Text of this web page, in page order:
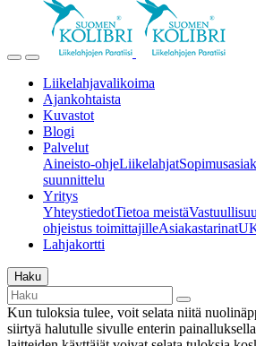
Liikelahjavalikoima
Ajankohtaista
Kuvastot
Blogi
Palvelut
Aineisto-ohjeLiikelahjat
suunnittelu
Yritys
YhteystiedotTietoa meistä
ohjeistus toimittajilleAsiakastarinat
Lahjakortti
Haku
Kun tuloksia tulee, voit selata niitä
siirtyä halutulle sivulle enterin